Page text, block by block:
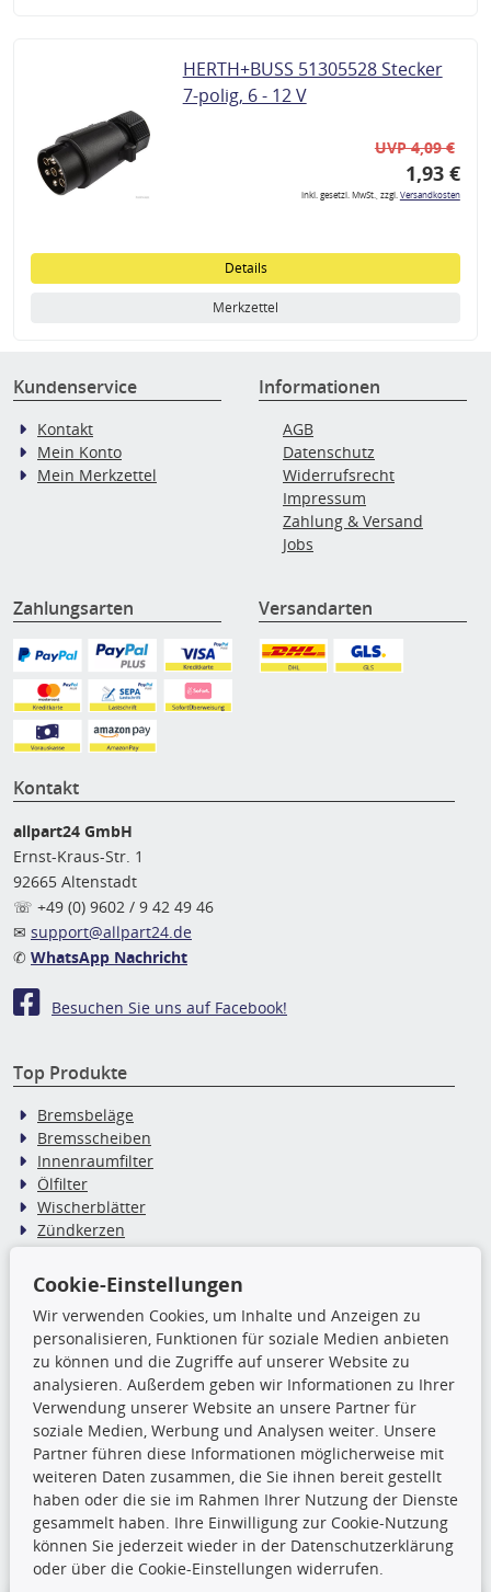
HERTH+BUSS 51305528 Stecker
7-polig, 6 - 12 V
UVP 4,09 €
1,93 €
inkl. gesetzl. MwSt., zzgl.Versandkosten
Details
Merkzettel
Kundenservice
Kontakt
Mein Konto
Mein Merkzettel
Informationen
AGB
Datenschutz
Widerrufsrecht
Impressum
Zahlung & Versand
Jobs
Zahlungsarten Versandarten
Kontakt
allpart24 GmbH
Ernst-Kraus-Str. 1
92665 Altenstadt
☏ +49 (0) 9602 / 9 42 49 46
✉ support@allpart24.de
✆ WhatsApp Nachricht
Besuchen Sie uns auf Facebook!
Top Produkte
Bremsbeläge
Bremsscheiben
Innenraumfilter
Ölfilter
Wischerblätter
Zündkerzen
TecDoc Inside
Die hier angezeigten Daten,
insbesondere die gesamte Datenbank,
dürfen nicht kopiert werden. Es ist zu
unterlassen, die Daten oder die gesamte Datenbank ohne
vorherige Zustimmung TecDocs zu vervielfältigen, zu
verbreiten und/oder diese Handlungen durch Dritte ausführen
zu lassen. Ein Zuwiderhandeln stellt eine
Urheberrechtsverletzung dar und wird verfolgt.
Ronny’s Newsletter
Cookie-Einstellungen
Wir verwenden Cookies, um Inhalte und Anzeigen zu
personalisieren, Funktionen für soziale Medien anbieten
zu können und die Zugriffe auf unserer Website zu
analysieren. Außerdem geben wir Informationen zu Ihrer
Verwendung unserer Website an unsere Partner für
soziale Medien, Werbung und Analysen weiter. Unsere
Partner führen diese Informationen möglicherweise mit
weiteren Daten zusammen, die Sie ihnen bereit gestellt
haben oder die sie im Rahmen Ihrer Nutzung der Dienste
gesammelt haben. Ihre Einwilligung zur Cookie-Nutzung
können Sie jederzeit wieder in der Datenschutzerklärung
oder über die Cookie-Einstellungen widerrufen.